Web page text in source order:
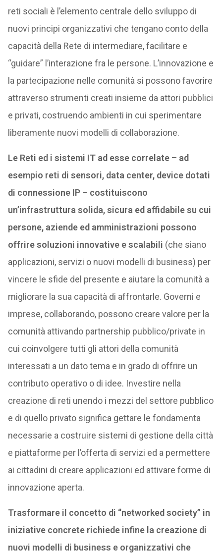
reti sociali è l’elemento centrale dello sviluppo di
nuovi principi organizzativi che tengano conto della
capacità della Rete di intermediare, facilitare e
“guidare” l’interazione fra le persone. L’innovazione e
la partecipazione nelle comunità si possono favorire
attraverso strumenti creati insieme da attori pubblici
e privati, costruendo ambienti in cui sperimentare
liberamente nuovi modelli di collaborazione.
Le Reti ed i sistemi IT ad esse correlate – ad
esempio reti di sensori, data center, device dotati
di connessione IP – costituiscono
un’infrastruttura solida, sicura ed affidabile su cui
persone, aziende ed amministrazioni possono
offrire soluzioni innovative e scalabili (che siano
applicazioni, servizi o nuovi modelli di business) per
vincere le sfide del presente e aiutare la comunità a
migliorare la sua capacità di affrontarle. Governi e
imprese, collaborando, possono creare valore per la
comunità attivando partnership pubblico/private in
cui coinvolgere tutti gli attori della comunità
interessati a un dato tema e in grado di offrire un
contributo operativo o di idee. Investire nella
creazione di reti unendo i mezzi del settore pubblico
e di quello privato significa gettare le fondamenta
necessarie a costruire sistemi di gestione della città
e piattaforme per l’offerta di servizi ed a permettere
ai cittadini di creare applicazioni ed attivare forme di
innovazione aperta.
Trasformare il concetto di “networked society” in
iniziative concrete richiede infine la creazione di
nuovi modelli di business e organizzativi che